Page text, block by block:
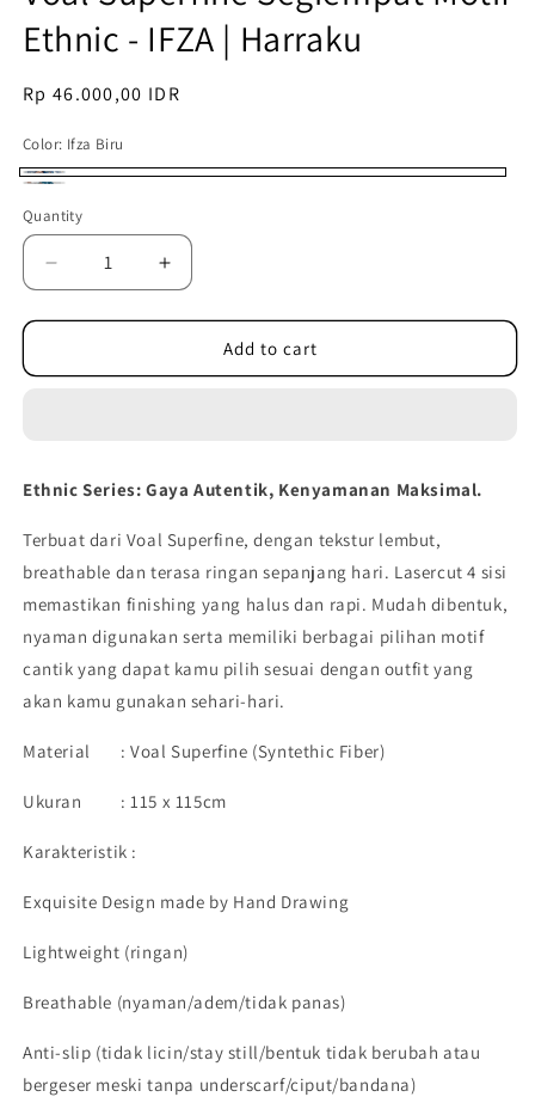
Ethnic - IFZA | Harraku
Regular
Rp 46.000,00 IDR
Color: Ifza Biru
Ifza
Biru
Tosca
Quantity
Quantity
Decrease
quantity
for
Superfine
IFZA
Harraku
Increase
quantity
for
Superfine
IFZA
Harraku
Add to cart
Ethnic Series: Gaya Autentik, Kenyamanan Maksimal.
Terbuat dari Voal Superfine, dengan tekstur lembut,
breathable dan terasa ringan sepanjang hari. Lasercut 4 sisi
memastikan finishing yang halus dan rapi. Mudah dibentuk,
nyaman digunakan serta memiliki berbagai pilihan motif
cantik yang dapat kamu pilih sesuai dengan outfit yang
akan kamu gunakan sehari-hari.
Material : Voal Superfine (Syntethic Fiber)
Ukuran : 115 x 115cm
Karakteristik :
Exquisite Design made by Hand Drawing
Lightweight (ringan)
Breathable (nyaman/adem/tidak panas)
Anti-slip (tidak licin/stay still/bentuk tidak berubah atau
bergeser meski tanpa underscarf/ciput/bandana)